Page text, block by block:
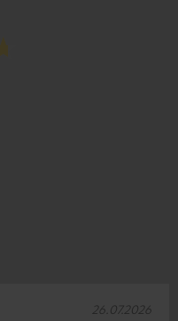
26.07.2026